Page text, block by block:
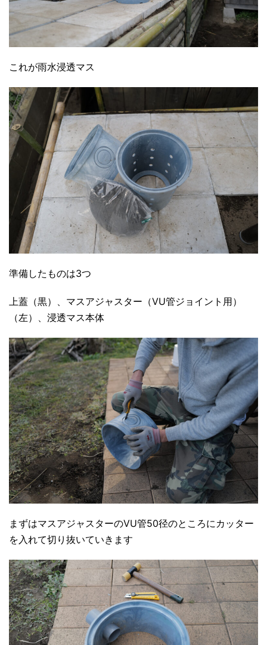
これが雨水浸透マス
準備したものは3つ
上蓋（黒）、マスアジャスター（VU管ジョイント用）
（左）、浸透マス本体
まずはマスアジャスターのVU管50径のところにカッター
を入れて切り抜いていきます